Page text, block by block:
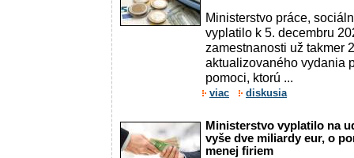
Ministerstvo práce,
vyplatilo k 5. decembru
zamestnanosti už takmer
aktualizovaného vydania
pomoci, ktorú ...
viac diskusia
Ministerstvo vyplatilo na
vyše dve miliardy eur, o
menej firiem